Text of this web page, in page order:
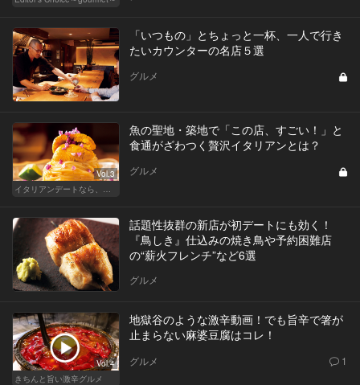
「いつもの」とちょっと一杯、一人で行き
たいカウンターの名店５選
グルメ
Vol.3
魚の聖地・築地で「この店、すごい！」と
食通がざわつく贅沢イタリアンとは？
グルメ
話題性抜群の新店が初デートにも効く！
『鳥しき』仕込みの焼き鳥や予約困難店
の“薪火フレンチ”など6選
グルメ
Vol.4
きちんと旨い激辛グルメ
地獄谷のような激辛動画！でも旨辛で箸が
止まらない麻婆豆腐はコレ！
グルメ 1